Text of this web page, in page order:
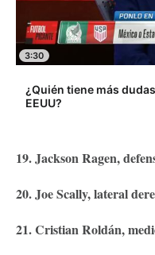
3:30
¿Quién tiene más
EEUU?
19. Jackson Ragen,
20. Joe Scally, lateral
21. Cristian Roldán,